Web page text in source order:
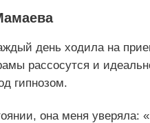
день ходила на
рассосутся и
гипнозом.
она меня уверяла: